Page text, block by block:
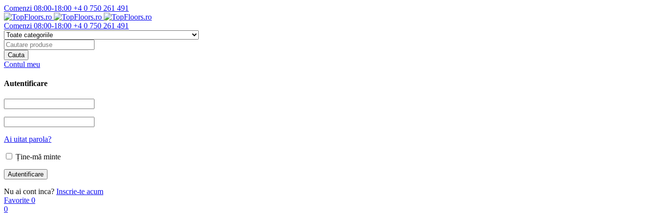
Comenzi 08:00-18:00 +4 0 750 261 491
Comenzi 08:00-18:00 +4 0 750 261 491
Contul meu
Autentificare
Ai uitat parola?
Ține-mă minte
Nu ai cont inca? Inscrie-te acum
Favorite 0
0